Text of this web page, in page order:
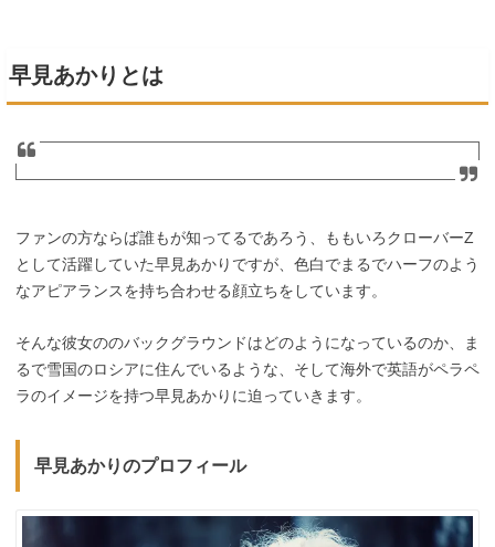
早見あかりとは
ファンの方ならば誰もが知ってるであろう、ももいろクローバーZ
として活躍していた早見あかりですが、色白でまるでハーフのよう
なアピアランスを持ち合わせる顔立ちをしています。
そんな彼女ののバックグラウンドはどのようになっているのか、ま
るで雪国のロシアに住んでいるような、そして海外で英語がペラペ
ラのイメージを持つ早見あかりに迫っていきます。
早見あかりのプロフィール